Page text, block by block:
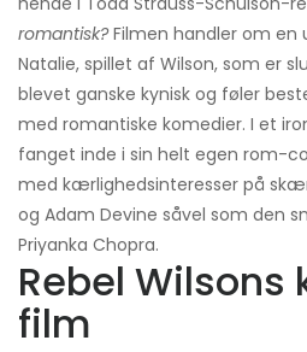
romantisk?Filmen handler om en
Natalie, spillet af Wilson, som er
blevet ganske kynisk og føler
med romantiske komedier. I et
fanget inde i sin helt egen rom-
med kærlighedsinteresser på
og Adam Devine såvel som den
Priyanka Chopra.
Rebel
film